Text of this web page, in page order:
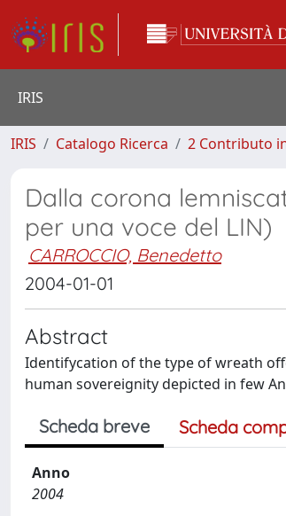
IRIS
IRIS Catalogo Ricerca 2 Contributo
Dalla corona
per una voce del LIN)
CARROCCIO, Benedetto
2004-01-01
Abstract
Identifycation of the type of wreath
human sovereignity depicted in few
Scheda breve Scheda
Anno
2004